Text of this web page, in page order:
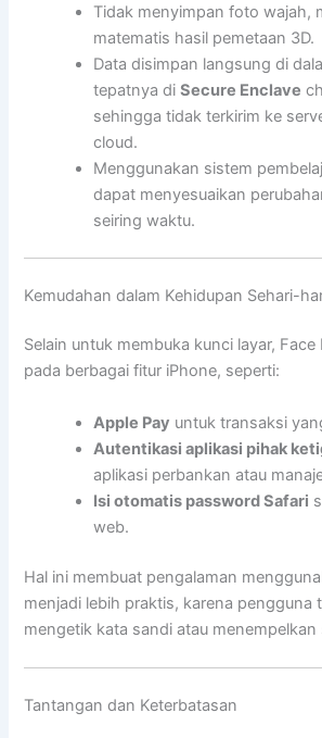
Tidak menyimpan foto wajah,
matematis hasil pemetaan 3D.
Data disimpan langsung di
tepatnya diSecure Enclave
sehingga tidak terkirim ke
cloud.
Menggunakan sistem
dapat menyesuaikan
seiring waktu.
Kemudahan dalam Kehidupan Sehari-
Selain untuk membuka kunci layar, Face
pada berbagai fitur iPhone, seperti:
Apple Pay untuk transaksi
Autentikasi aplikasi pihak
aplikasi perbankan atau
Isi otomatis password Safari
web.
Hal ini membuat pengalaman
menjadi lebih praktis, karena pengguna
mengetik kata sandi atau menempelkan
Tantangan dan Keterbatasan